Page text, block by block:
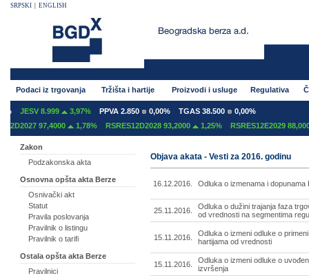
SRPSKI ENGLISH
Podaci iz trgovanja Tržišta i hartije Proizvodi i usluge Regulativa
JESV 8.999 3,97% PPVA 2.850 0,00% TGAS 38.500
0,00%
97,4000
1,78% RSRES12D2028 93,2000 1,25% RSRES12E2029 88,0000
Zakon
Podzakonska akta
Osnovna opšta akta Berze
Osnivački akt
Statut
Pravila poslovanja
Pravilnik o listingu
Pravilnik o tarifi
Ostala opšta akta Berze
Pravilnici
Objava akata - Vesti za 2016. godinu
16.12.2016. Odluka o izmenama i dopunama
25.11.2016.
Odluka o dužini trajanja faza
od vrednosti na segmentima
15.11.2016.
Odluka o izmeni odluke o
hartijama od vrednosti
15.11.2016.
Odluka o izmeni odluke o
izvršenja